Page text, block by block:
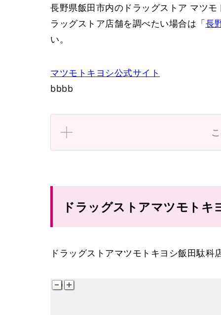
長野県飯田市内のドラッグストア マツ
ラッグストア店舗を調べたい場合は「長
い。
マツモトキヨシ公式サイト
bbbb
ドラッグストアマツモトキ
ドラッグストアマツモトキヨシ飯田駄